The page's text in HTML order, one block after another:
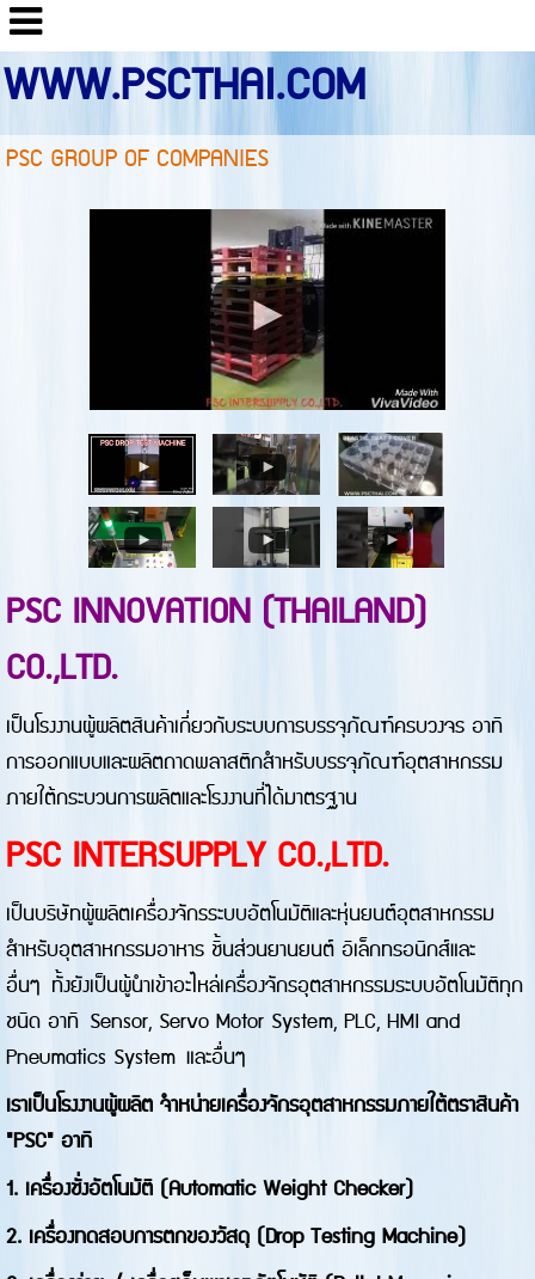
WWW.PSCTHAI.COM
PSC GROUP OF COMPANIES
PSC INNOVATION (THAILAND)
CO.,LTD.
เป็นโรงงานผู้ผลิตสินค้าเกี่ยวกับระบบการบรรจุภัณฑ์ครบวงจร อาทิ
การออกแบบและผลิตถาดพลาสติกสำหรับบรรจุภัณฑ์อุตสาหกรรม
ภายใต้กระบวนการผลิตและโรงงานที่ได้มาตรฐาน
PSC INTERSUPPLY CO.,LTD.
เป็นบริษัทผู้ผลิตเครื่องจักรระบบอัตโนมัติและหุ่นยนต์อุตสาหกรรม
สำหรับอุตสาหกรรมอาหาร ชิ้นส่วนยานยนต์ อิเล็กทรอนิกส์และ
อื่นๆ ทั้งยังเป็นผู้นำเข้าอะไหล่เครื่องจักรอุตสาหกรรมระบบอัตโนมัติทุก
ชนิด อาทิ Sensor, Servo Motor System, PLC, HMI and
Pneumatics System และอื่นๆ
เราเป็นโรงงานผู้ผลิต จำหน่ายเครื่องจักรอุตสาหกรรมภายใต้ตราสินค้า
"PSC" อาทิ
1. เครื่องชั่งอัตโนมัติ (Automatic Weight Checker)
2. เครื่องทดสอบการตกของวัสดุ (Drop Testing Machine)